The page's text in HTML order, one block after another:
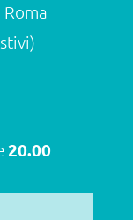
20.00